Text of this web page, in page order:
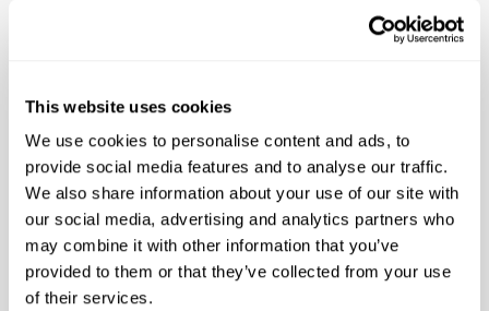
This website uses cookies
We use cookies to personalise content and ads, to
provide social media features and to analyse our traffic.
We also share information about your use of our site with
our social media, advertising and analytics partners who
may combine it with other information that you’ve
provided to them or that they’ve collected from your use
of their services.
EXPOSICIONES
RIPLEY’S
EXHIBITIONS
¡Esta exposición itinerante con alto
contenido interactivopresenta una
aventura por el admirable universo de los
descubrimientos científicos y artefactos